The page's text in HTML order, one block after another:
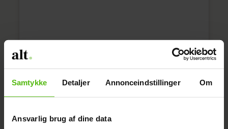
Samtykke Detaljer Annonceindstillinger Om
Ansvarlig brug af dine data
Vis dette opslag på Instagram